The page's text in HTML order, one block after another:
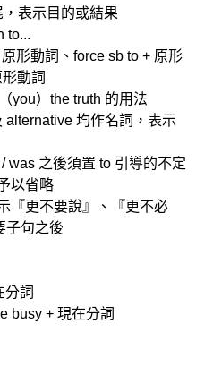
表示目的或結果
to...
形動詞、force sb to + 原形
動詞
you）the truth 的用法
均作名詞，表示
was 之後須置 to 引導的不定
以省略
『更不要說』、『更不必
子句之後
分詞
busy + 現在分詞